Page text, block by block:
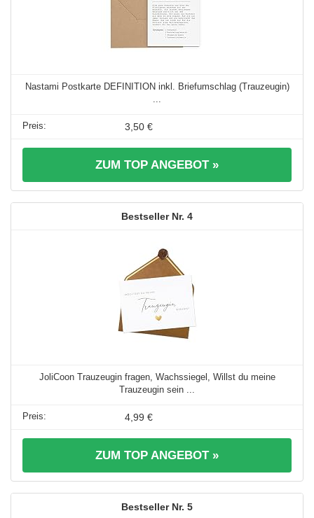
Nastami Postkarte DEFINITION inkl. Briefumschlag (Trauzeugin)
...
3,50 €
ZUM TOP ANGEBOT »
4
JoliCoon Trauzeugin fragen, Wachssiegel, Willst du meine
Trauzeugin sein ...
4,99 €
ZUM TOP ANGEBOT »
5